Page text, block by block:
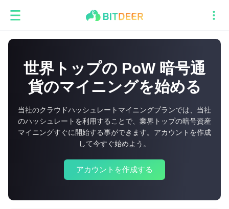
世界トップの PoW 暗号通
貨のマイニングを始める
当社のクラウドハッシュレートマイニングプランでは、当社
のハッシュレートを利用することで、業界トップの暗号資産
マイニングすぐに開始する事ができます。アカウントを作成
して今すぐ始めよう。
アカウントを作成する